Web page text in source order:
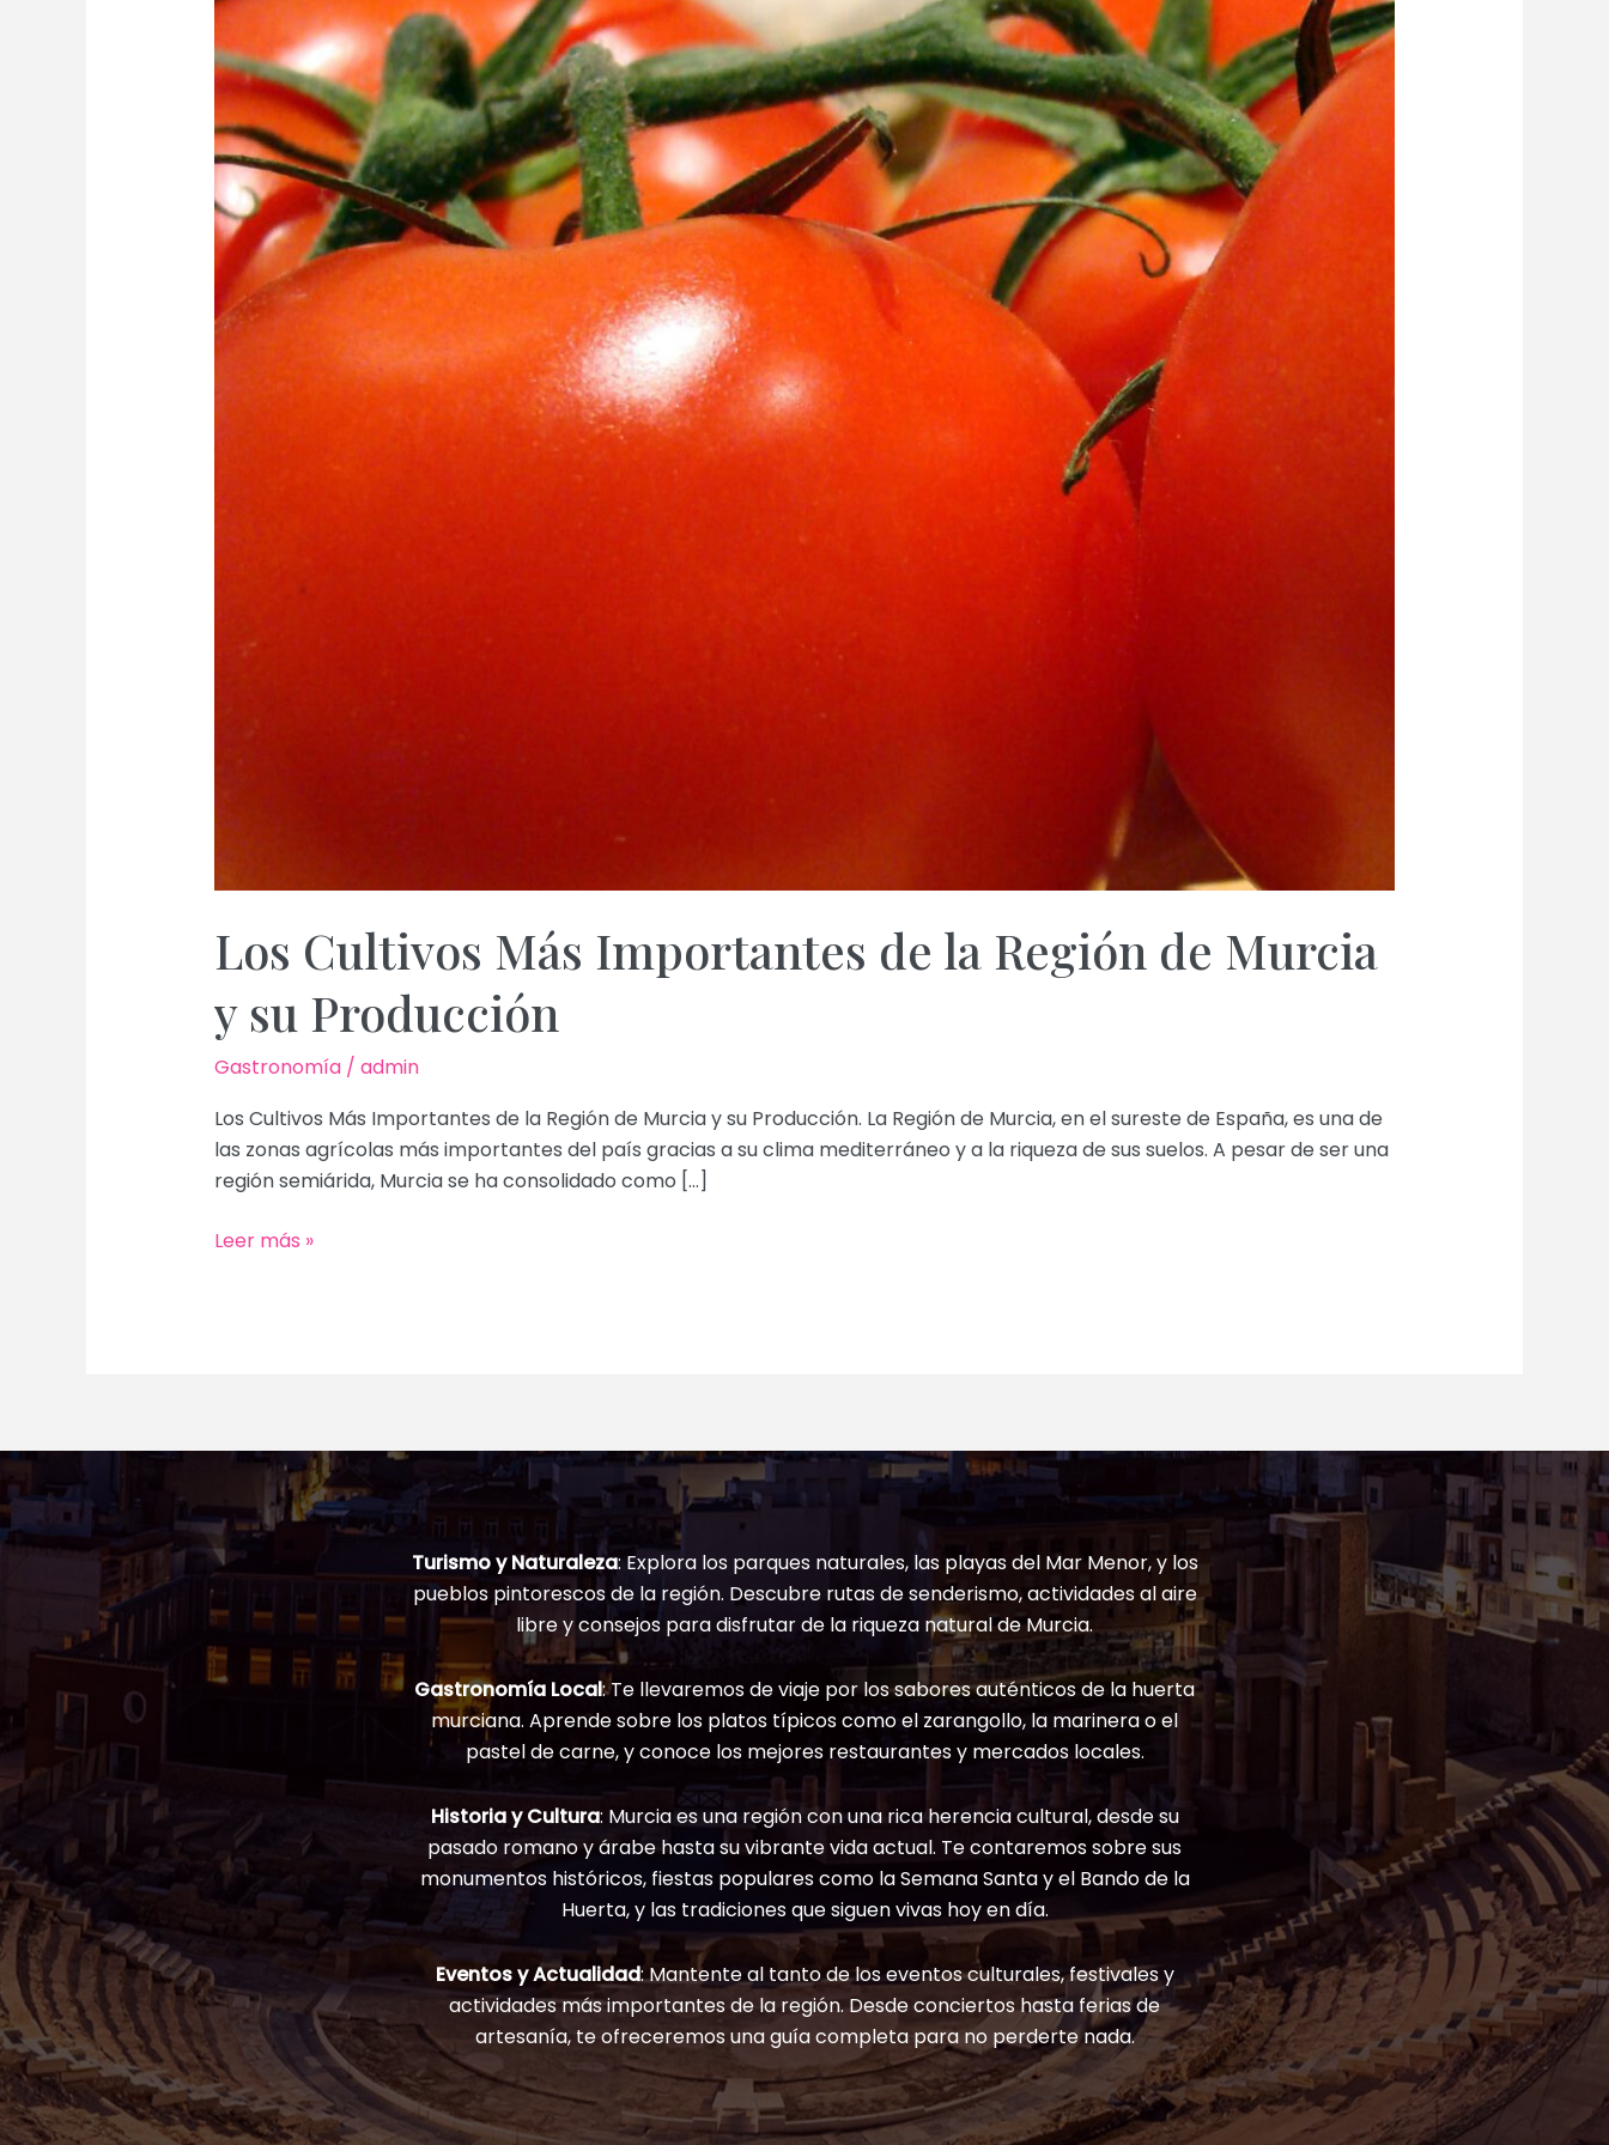
Los Cultivos Más Importantes de la Región de Murcia
y su Producción
Gastronomía/ admin
Los Cultivos Más Importantes de la Región de Murcia y su Producción. La Región de Murcia, en el sureste de España, es una de
las zonas agrícolas más importantes del país gracias a su clima mediterráneo y a la riqueza de sus suelos. A pesar de ser una
región semiárida, Murcia se ha consolidado como […]
Los
de
y
su
Leer más »
Turismo y Naturaleza: Explora los parques naturales, las playas del Mar Menor, y los
pueblos pintorescos de la región. Descubre rutas de senderismo, actividades al aire
libre y consejos para disfrutar de la riqueza natural de Murcia.
Gastronomía Local: Te llevaremos de viaje por los sabores auténticos de la huerta
murciana. Aprende sobre los platos típicos como el zarangollo, la marinera o el
pastel de carne, y conoce los mejores restaurantes y mercados locales.
Historia y Cultura: Murcia es una región con una rica herencia cultural, desde su
pasado romano y árabe hasta su vibrante vida actual. Te contaremos sobre sus
monumentos históricos, fiestas populares como la Semana Santa y el Bando de la
Huerta, y las tradiciones que siguen vivas hoy en día.
Eventos y Actualidad: Mantente al tanto de los eventos culturales, festivales y
actividades más importantes de la región. Desde conciertos hasta ferias de
artesanía, te ofreceremos una guía completa para no perderte nada.